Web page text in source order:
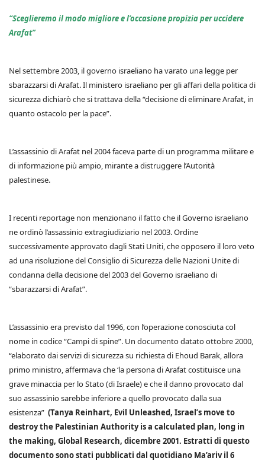
“Sceglieremo il modo migliore e l’occasione propizia per uccidere
Arafat”
Nel settembre 2003, il governo israeliano ha varato una legge per
sbarazzarsi di Arafat. Il ministero israeliano per gli affari della politica di
sicurezza dichiarò che si trattava della “decisione di eliminare Arafat, in
quanto ostacolo per la pace”.
L’assassinio di Arafat nel 2004 faceva parte di un programma militare e
di informazione più ampio, mirante a distruggere l’Autorità
palestinese.
I recenti reportage non menzionano il fatto che il Governo israeliano
ne ordinò l’assassinio extragiudiziario nel 2003. Ordine
successivamente approvato dagli Stati Uniti, che opposero il loro veto
ad una risoluzione del Consiglio di Sicurezza delle Nazioni Unite di
condanna della decisione del 2003 del Governo israeliano di
“sbarazzarsi di Arafat”.
L’assassinio era previsto dal 1996, con l’operazione conosciuta col
nome in codice “Campi di spine”. Un documento datato ottobre 2000,
“elaborato dai servizi di sicurezza su richiesta di Ehoud Barak, allora
primo ministro, affermava che ‘la persona di Arafat costituisce una
grave minaccia per lo Stato (di Israele) e che il danno provocato dal
suo assassinio sarebbe inferiore a quello provocato dalla sua
esistenza” (Tanya Reinhart, Evil Unleashed, Israel’s move to
destroy the Palestinian Authority is a calculated plan, long in
the making, Global Research, dicembre 2001. Estratti di questo
documento sono stati pubblicati dal quotidiano Ma’ariv il 6